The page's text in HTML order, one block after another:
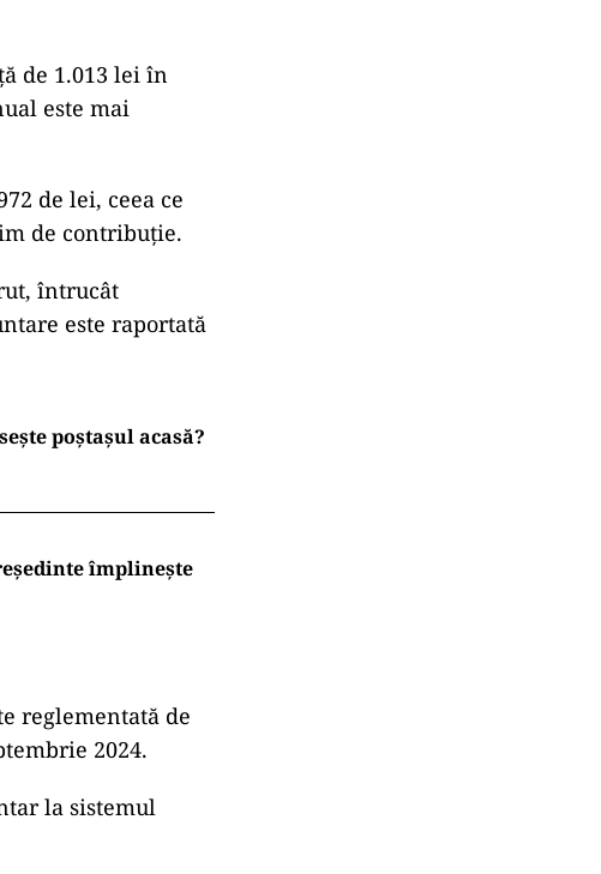
de 1.013 lei în
este mai
de lei, ceea ce
de contribuție.
întrucât
este raportată
poștașul acasă?
împlinește
reglementată de
2024.
la sistemul